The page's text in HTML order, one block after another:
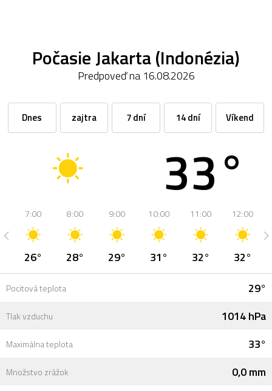
Počasie Jakarta (Indonézia)
Predpoveď na 16.08.2026
Dnes zajtra 7 dní 14 dní Víkend
33°
7:00
26°
8:00
28°
9:00
29°
10:00
31°
11:00
32°
12:00
32°
Pocitová teplota 29°
Tlak vzduchu 1014 hPa
Maximálna teplota 33°
Množstvo zrážok 0,0 mm